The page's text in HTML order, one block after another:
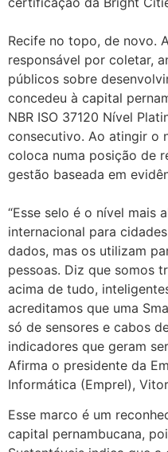
Recife no topo, de novo.
responsável por coletar,
públicos sobre
concedeu à capital
NBR ISO 37120 Nível
consecutivo. Ao atingir o
coloca numa posição de
gestão baseada em
“Esse selo é o nível mais
internacional para
dados, mas os utilizam
pessoas. Diz que somos
acima de tudo,
acreditamos que uma
só de sensores e cabos
indicadores que geram
Afirma o presidente da
Informática (Emprel),
Esse marco é um
capital pernambucana,